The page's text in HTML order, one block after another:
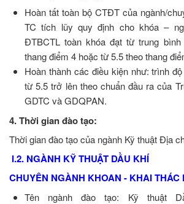
Hoàn tất toàn bộ CTĐT của ngành/
TC tích lũy quy định cho khóa –
ĐTBCTL toàn khóa đạt từ trung
thang điểm 4 hoặc từ 5.5 theo thang
Hoàn thành các điều kiện như: trình
từ 5.5 trở lên theo chuẩn đầu ra của
GDTC và GDQPAN.
4. Thời gian đào tạo:
Thời gian đào tạo của ngành Kỹ thuật Địa
I.2. NGÀNH KỸ THUẬT DẦU KHÍ
CHUYÊN NGÀNH KHOAN - KHAI THÁC
Tên ngành đào tạo: Kỹ thuật